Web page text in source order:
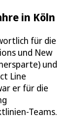
in Köln
für die
und New
und
Line
er für die
Teams.